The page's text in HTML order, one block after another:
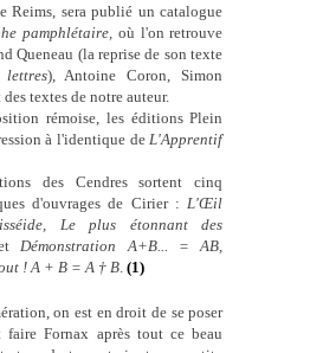
Reims, sera publié un catalogue
pamphlétaire, où l'on retrouve
Queneau (la reprise de son texte
), Antoine Coron, Simon
textes de notre auteur.
rémoise, les éditions Plein
à l'identique de L'Apprentif
des Cendres sortent cinq
d'ouvrages de Cirier : L'Œil
Le plus étonnant des
Démonstration A+B... = AB,
! A + B = A † B. (1)
on est en droit de se poser
Fornax après tout ce beau